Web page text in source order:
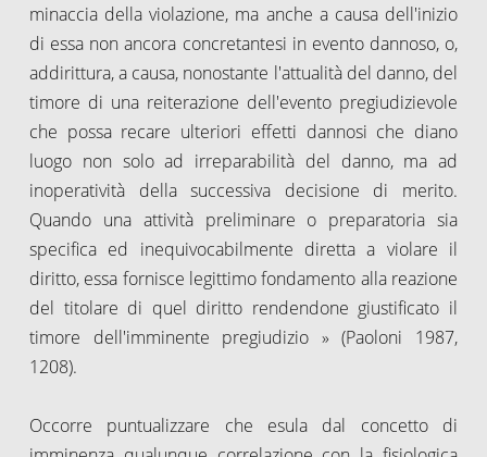
minaccia della violazione, ma anche a causa dell'inizio
di essa non ancora concretantesi in evento dannoso, o,
addirittura, a causa, nonostante l'attualità del danno, del
timore di una reiterazione dell'evento pregiudizievole
che possa recare ulteriori effetti dannosi che diano
luogo non solo ad irreparabilità del danno, ma ad
inoperatività della successiva decisione di merito.
Quando una attività preliminare o preparatoria sia
specifica ed inequivocabilmente diretta a violare il
diritto, essa fornisce legittimo fondamento alla reazione
del titolare di quel diritto rendendone giustificato il
timore dell'imminente pregiudizio » (Paoloni 1987,
1208).
Occorre puntualizzare che esula dal concetto di